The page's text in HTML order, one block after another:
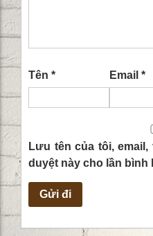
Tên * Email*
Lưu tên của tôi,
duyệt này cho lần bình